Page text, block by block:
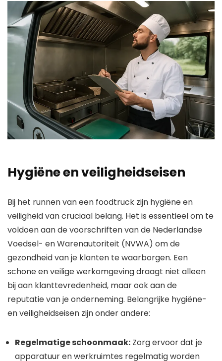
Hygiëne en veiligheidseisen
Bij het runnen van een foodtruck zijn hygiëne en
veiligheid van cruciaal belang. Het is essentieel om te
voldoen aan de voorschriften van de Nederlandse
Voedsel- en Warenautoriteit (NVWA) om de
gezondheid van je klanten te waarborgen. Een
schone en veilige werkomgeving draagt niet alleen
bij aan klanttevredenheid, maar ook aan de
reputatie van je onderneming. Belangrijke hygiëne-
en veiligheidseisen zijn onder andere:
Regelmatige schoonmaak: Zorg ervoor dat je
apparatuur en werkruimtes regelmatig worden